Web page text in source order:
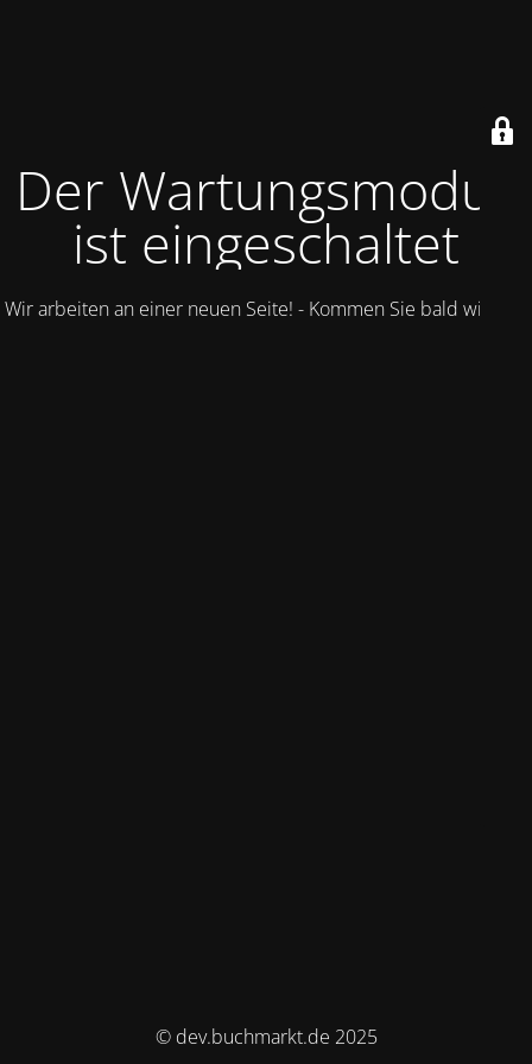
Der Wartungsmodus
ist eingeschaltet
Wir arbeiten an einer neuen Seite! - Kommen Sie bald wieder.
© dev.buchmarkt.de 2025